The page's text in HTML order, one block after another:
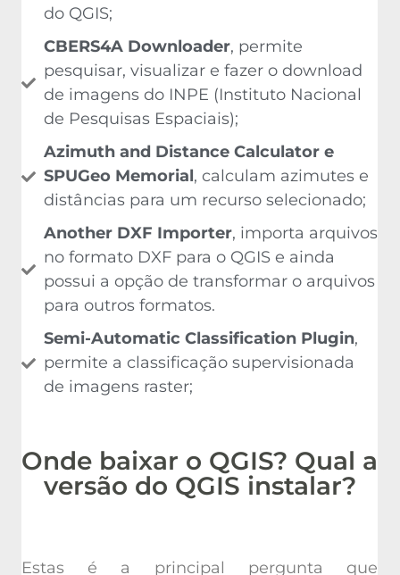
do QGIS;
CBERS4A Downloader , permite
pesquisar, visualizar e fazer o download
de imagens do INPE (Instituto Nacional
de Pesquisas Espaciais);
Azimuth and Distance Calculator e
SPUGeo Memorial , calculam azimutes e
distâncias para um recurso selecionado;
Another DXF Importer , importa arquivos
no formato DXF para o QGIS e ainda
possui a opção de transformar o arquivos
para outros formatos.
Semi-Automatic Classification Plugin
permite a classificação supervisionada
de imagens raster;
Onde baixar o QGIS? Qual a
versão do QGIS instalar?
Estas é a principal pergunta que